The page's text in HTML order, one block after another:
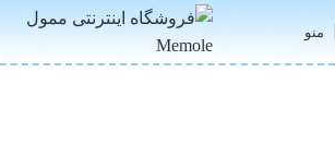
منو